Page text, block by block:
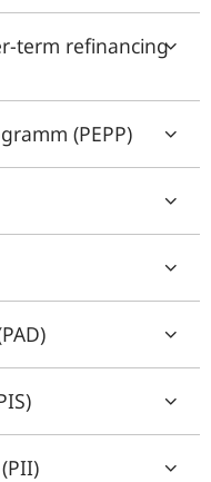
term refinancing
(PEPP)